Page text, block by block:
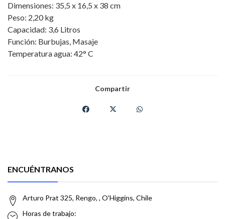
Dimensiones: 35,5 x 16,5 x 38 cm
Peso: 2,20 kg
Capacidad: 3,6 Litros
Función: Burbujas, Masaje
Temperatura agua: 42° C
Compartir
ENCUÉNTRANOS
Arturo Prat 325, Rengo, , O'Higgins, Chile
Horas de trabajo: